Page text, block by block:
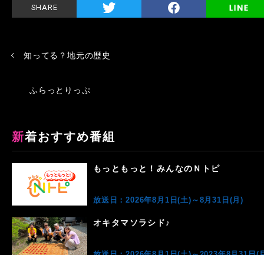
SHARE
知ってる？地元の歴史
ふらっとりっぷ
新着おすすめ番組
もっともっと！みんなのＮトピ
放送日：2026年8月1日(土)～8月31日(月)
オキタマソラシド♪